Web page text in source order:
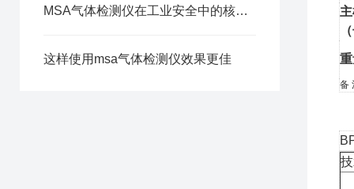
MSA气体检测仪在工业安全中的核心应用场景
这样使用msa气体检测仪效果更佳
备